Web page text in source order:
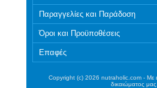
Παραγγελίες και Παράδοση
Όροι και Προϋποθέσεις
Επαφές
Copyright (c) 2026 nutraholic.com - Με
δικαιώματος μας.